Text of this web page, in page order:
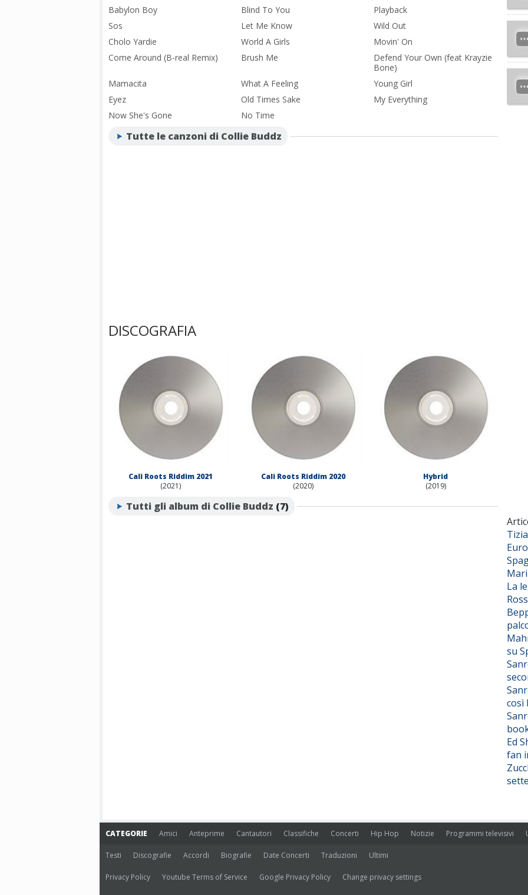
Babylon Boy Blind To You
Playback
Sos
Let Me Know
Wild Out
Cholo Yardie
World A Girls
Movin' On
Come Around (B-real Remix)
Brush Me
Defend Your Own (feat Krayzie
Bone)
Mamacita
What A Feeling
Young Girl
Eyez
Old Times Sake
My Everything
Now She's Gone
No Time
Tutte le canzoni di Collie Buddz
DISCOGRAFIA
Cali Roots Riddim 2021
(2021)
Cali Roots Riddim 2020
(2020)
Hybrid
(2019)
Tutti gli album di Collie Buddz (7)
La
su
così
Ed
fan
CATEGORIE Amici Anteprime Cantautori Classifiche Concerti Hip Hop Notizie Programmi televisivi
Testi Discografie Accordi Biografie Date Concerti Traduzioni Ultimi
Privacy Policy Youtube Terms of Service Google Privacy Policy Change privacy settings